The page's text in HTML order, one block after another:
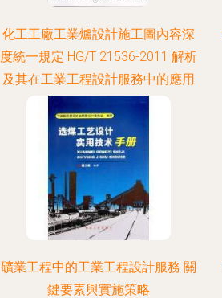
化工工廠工業爐設計施工圖內容深
度統一規定 HG/T 21536-2011 解析
及其在工業工程設計服務中的應用
礦業工程中的工業工程設計服務 關
鍵要素與實施策略